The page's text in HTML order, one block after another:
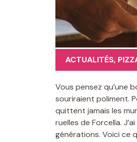
ACTUALITÉS,
Vous pensez qu’une
souriraient poliment.
quittent jamais les
ruelles de Forcella.
générations. Voici ce